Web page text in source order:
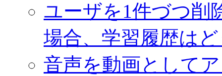
ユーザを1件づつ削
場合、学習履歴は
音声を動画として